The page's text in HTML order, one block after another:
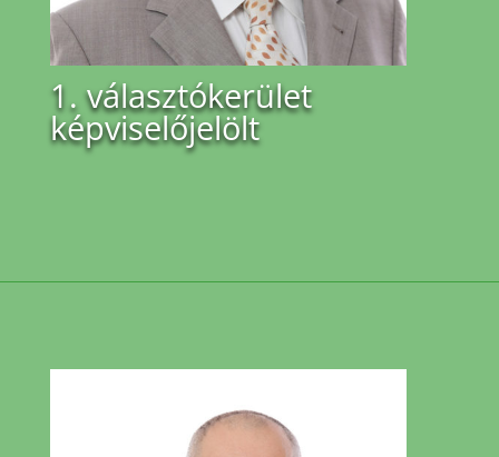
1. választókerület
képviselőjelölt